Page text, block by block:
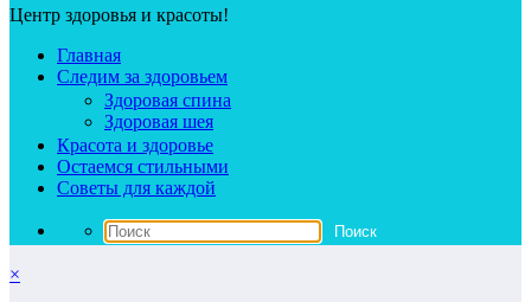
Центр здоровья и красоты!
Главная
Следим за здоровьем
Здоровая спина
Здоровая шея
Красота и здоровье
Остаемся стильными
Советы для каждой
×